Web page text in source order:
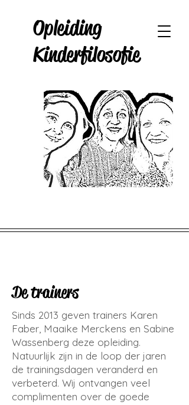
Opleiding
Kinderfilosofie
De trainers
Sinds 2013 geven trainers Karen
Faber, Maaike Merckens en Sabine
Wassenberg deze opleiding.
Natuurlijk zijn in de loop der jaren
de trainingsdagen veranderd en
verbeterd. Wij ontvangen veel
complimenten over de goede